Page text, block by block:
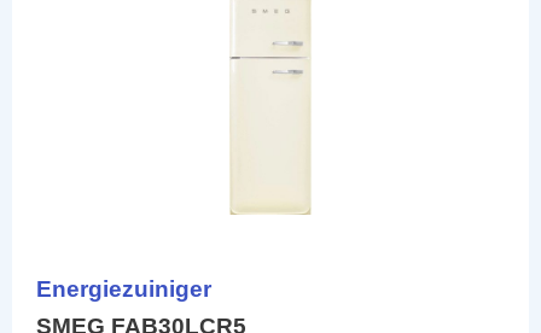
Energiezuiniger
SMEG FAB30LCR5